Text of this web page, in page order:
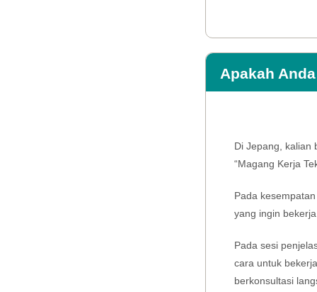
Apakah
Di Jepang, kalian
“Magang Kerja
Pada
yang ingin
Pada sesi
cara untuk
berkonsultasi